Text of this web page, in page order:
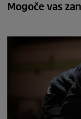
Mogoče vas